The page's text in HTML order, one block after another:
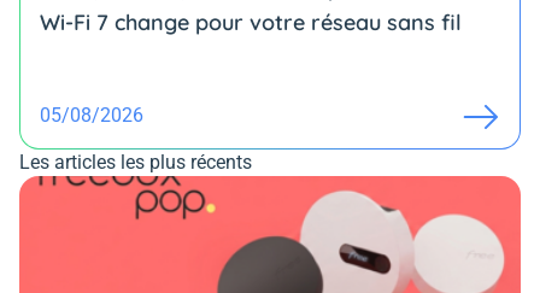
Wi-Fi 7 change pour votre réseau sans fil
05/08/2026
Les articles les plus récents